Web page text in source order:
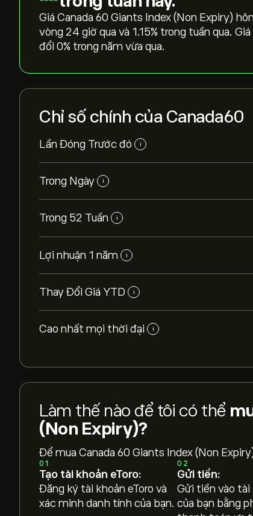
Giá Canada 60 Giants Index (Non Expiry)
vòng 24 giờ qua và ‎1.15‎% trong tuần qua.
đổi ‎0‎% trong năm vừa qua.
Chỉ số chính của Canada60
Lần Đóng Trước đó i
Trong Ngày i
Trong 52 Tuần i
Lợi nhuận 1 năm i
Thay Đổi Giá YTD i
Cao nhất mọi thời đại i
Làm thế nào để tôi có thể
(Non Expiry)?
Để mua Canada 60 Giants Index (Non
01
Tạo tài khoản eToro:
Đăng ký tài khoản eToro và
xác minh danh tính của bạn.
02
Gửi tiền:
Gửi tiền vào tài
của bạn bằng
Giá hiện tại của Canada60 là 1,384.22‎C$‎